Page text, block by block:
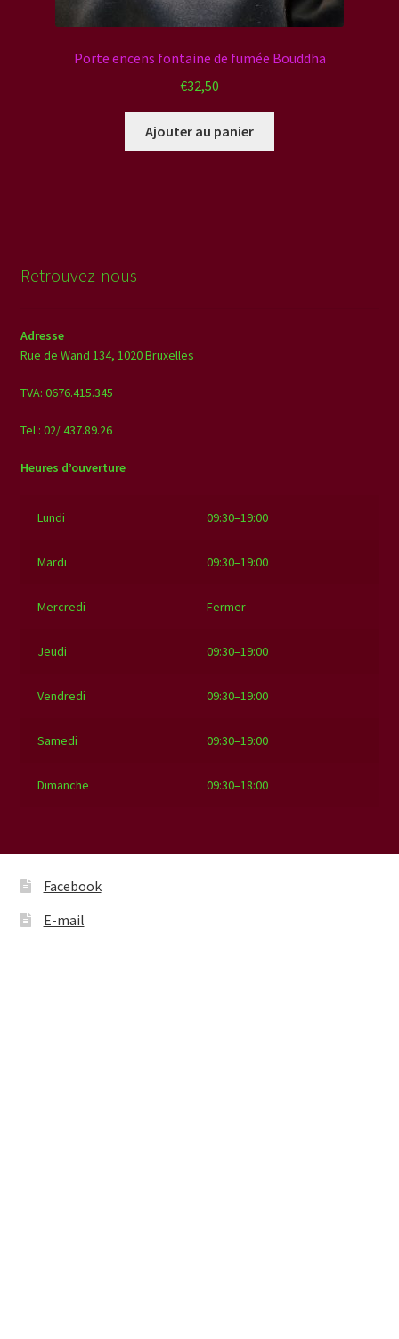
Porte encens fontaine de fumée Bouddha
€32,50
Ajouter au panier
Retrouvez-nous
Adresse
Rue de Wand 134, 1020 Bruxelles
TVA: 0676.415.345
Tel : 02/ 437.89.26
Heures d’ouverture
Lundi 09:30–19:00
Mardi 09:30–19:00
Mercredi Fermer
Jeudi 09:30–19:00
Vendredi 09:30–19:00
Samedi 09:30–19:00
Dimanche 09:30–18:00
Facebook
E-mail